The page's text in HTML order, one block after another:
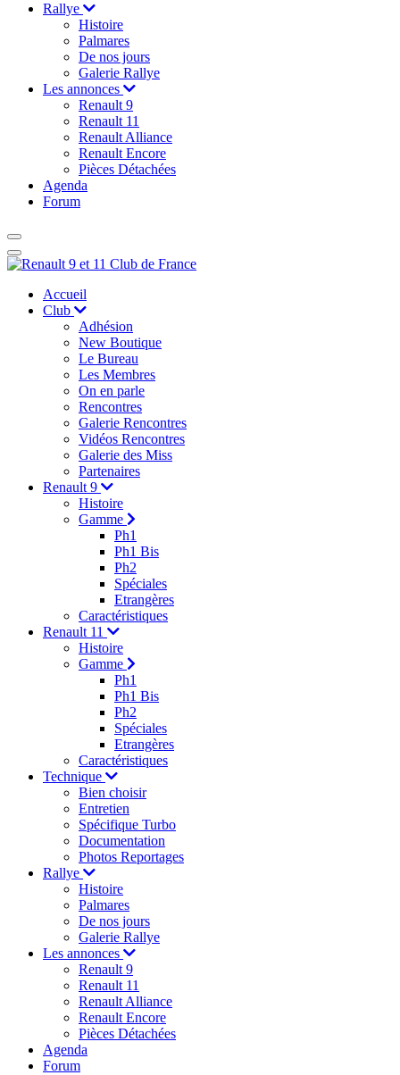
Rallye
Histoire
Palmares
De nos jours
Galerie Rallye
Les annonces
Renault 9
Renault 11
Renault Alliance
Renault Encore
Pièces Détachées
Agenda
Forum
Accueil
Club
Adhésion
New Boutique
Le Bureau
Les Membres
On en parle
Rencontres
Galerie Rencontres
Vidéos Rencontres
Galerie des Miss
Partenaires
Renault 9
Histoire
Gamme
Ph1
Ph1 Bis
Ph2
Spéciales
Etrangères
Caractéristiques
Renault 11
Histoire
Gamme
Ph1
Ph1 Bis
Ph2
Spéciales
Etrangères
Caractéristiques
Technique
Bien choisir
Entretien
Spécifique Turbo
Documentation
Photos Reportages
Rallye
Histoire
Palmares
De nos jours
Galerie Rallye
Les annonces
Renault 9
Renault 11
Renault Alliance
Renault Encore
Pièces Détachées
Agenda
Forum